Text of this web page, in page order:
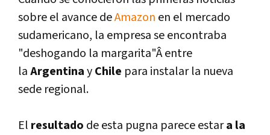
sobre el avance deAmazon en el mercado
sudamericano, la empresa se encontraba
"deshogando la margarita"Â entre
laArgentinayChile para instalar la nueva
sede regional.
El resultado de esta pugna parece estara la